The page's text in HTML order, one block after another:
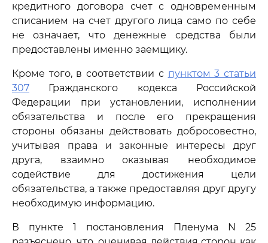
кредитного договора счет с одновременным
списанием на счет другого лица само по себе
не означает, что денежные средства были
предоставлены именно заемщику.
Кроме того, в соответствии с пунктом 3 статьи
307 Гражданского кодекса Российской
Федерации при установлении, исполнении
обязательства и после его прекращения
стороны обязаны действовать добросовестно,
учитывая права и законные интересы друг
друга, взаимно оказывая необходимое
содействие для достижения цели
обязательства, а также предоставляя друг другу
необходимую информацию.
В пункте 1 постановления Пленума N 25